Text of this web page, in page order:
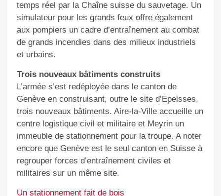
temps réel par la Chaîne suisse du sauvetage. Un
simulateur pour les grands feux offre également
aux pompiers un cadre d’entraînement au combat
de grands incendies dans des milieux industriels
et urbains.
Trois nouveaux bâtiments construits
L’armée s’est redéployée dans le canton de
Genève en construisant, outre le site d’Epeisses,
trois nouveaux bâtiments. Aire-la-Ville accueille un
centre logistique civil et militaire et Meyrin un
immeuble de stationnement pour la troupe. A noter
encore que Genève est le seul canton en Suisse à
regrouper forces d’entraînement civiles et
militaires sur un même site.
Un stationnement fait de bois